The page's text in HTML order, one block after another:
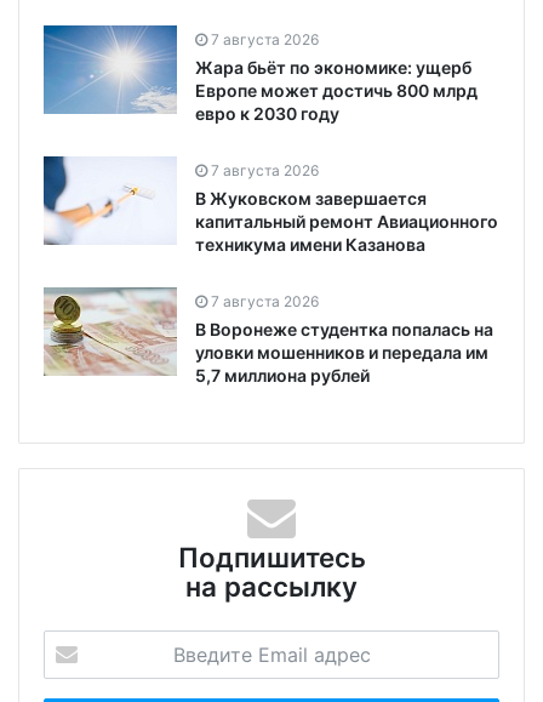
7 августа 2026
Жара бьёт по экономике: ущерб
Европе может достичь 800 млрд
евро к 2030 году
7 августа 2026
В Жуковском завершается
капитальный ремонт Авиационного
техникума имени Казанова
7 августа 2026
В Воронеже студентка попалась на
уловки мошенников и передала им
5,7 миллиона рублей
Подпишитесь
на рассылку